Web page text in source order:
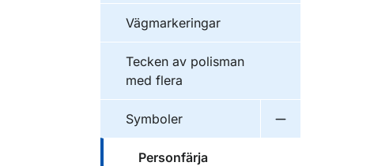
Vägmarkeringar
Tecken av polisman
med flera
Symboler
Personfärja